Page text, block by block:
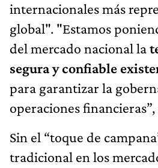
internacionales más
global". "Estamos
del mercado nacional la
segura y confiable
para garantizar la
operaciones
Sin el “toque de
tradicional en los